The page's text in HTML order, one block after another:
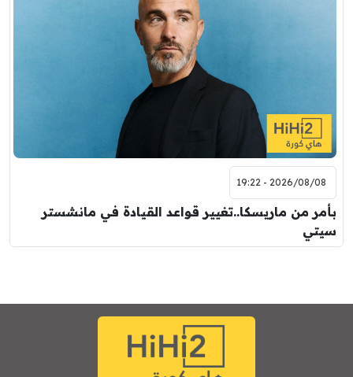
2026/08/08 - 19:22
بأمر من ماريسكا..تغيير قواعد القيادة في مانشستر
سيتي